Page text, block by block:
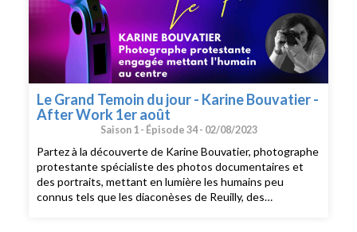
Le Grand Temoin du jour - Karine Bouvatier -
After Work 1er août
Saison 1 - Épisode 34 - 02/08/2023
Partez à la découverte de Karine Bouvatier, photographe
protestante spécialiste des photos documentaires et
des portraits, mettant en lumière les humains peu
connus tels que les diaconèses de Reuilly, des